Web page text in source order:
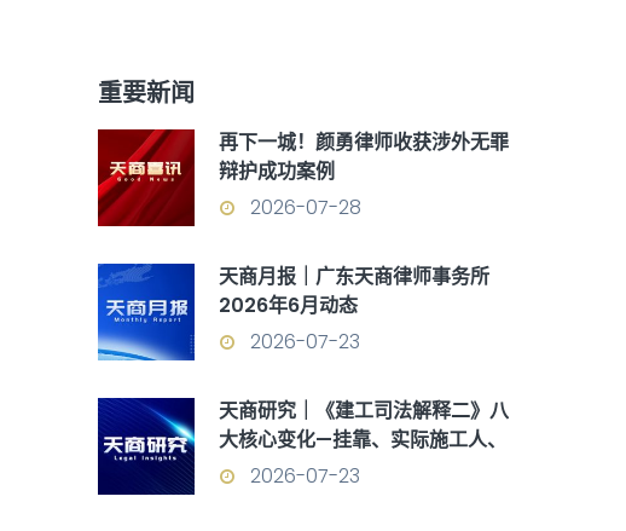
重要新闻
再下一城！颜勇律师收获涉外无罪
辩护成功案例
2026-07-28
天商月报｜广东天商律师事务所
2026年6月动态
2026-07-23
天商研究｜《建工司法解释二》八
大核心变化—挂靠、实际施工人、
优先受偿权全面重构
2026-07-23